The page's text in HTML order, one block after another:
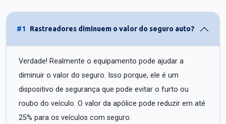
#1 Rastreadores diminuem o valor do seguro auto?
Verdade! Realmente o equipamento pode ajudar a
diminuir o valor do seguro. Isso porque, ele é um
dispositivo de segurança que pode evitar o furto ou
roubo do veículo. O valor da apólice pode reduzir em até
25% para os veículos com seguro.